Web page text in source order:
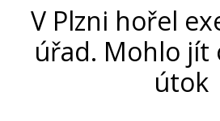
V Plzni hořel
úřad. Mohlo jít
útok